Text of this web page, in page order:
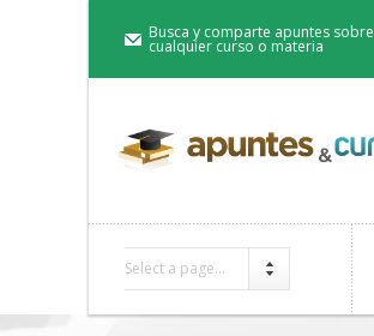
Busca y comparte apuntes sobre
cualquier curso o materia
Select a page...